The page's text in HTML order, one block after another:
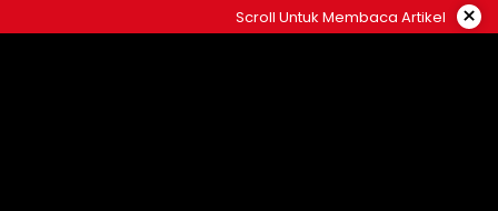
to
Scroll Untuk Membaca Artikel ×